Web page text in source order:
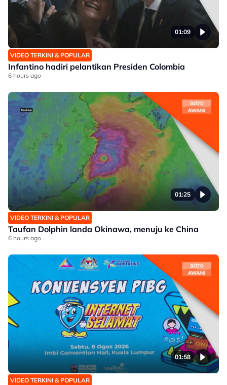
01:09
VIDEO TERKINI & POPULAR
Infantino hadiri pelantikan Presiden Colombia
6 hours ago
01:25
VIDEO TERKINI & POPULAR
Taufan Dolphin landa Okinawa, menuju ke China
6 hours ago
01:58
VIDEO TERKINI & POPULAR